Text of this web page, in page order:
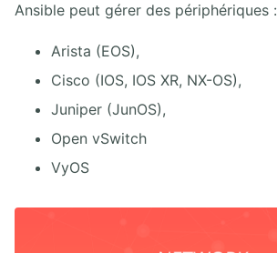
Ansible peut gérer des périphériques :
Arista (EOS),
Cisco (IOS, IOS XR, NX-OS),
Juniper (JunOS),
Open vSwitch
VyOS